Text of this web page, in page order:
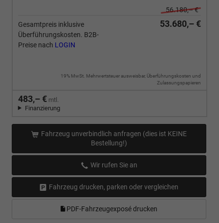
56.180,– €
Gesamtpreis inklusive
Überführungskosten. B2B-
Preise nach LOGIN
53.680,– €
19% MwSt. Mehrwertsteuer ausweisbar, Überführungskosten und
Zulassungspapieren
483,– € mtl.
Finanzierung
Fahrzeug unverbindlich anfragen (dies ist KEINE
Bestellung!)
Wir rufen Sie an
Fahrzeug drucken, parken oder vergleichen
PDF-Fahrzeugexposé drucken